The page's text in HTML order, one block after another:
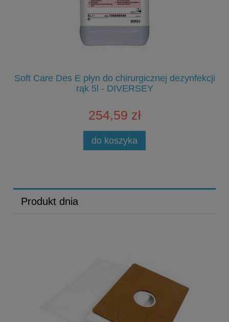
Soft Care Des E płyn do chirurgicznej dezynfekcji
rąk 5l - DIVERSEY
254,59 zł
do koszyka
Produkt dnia